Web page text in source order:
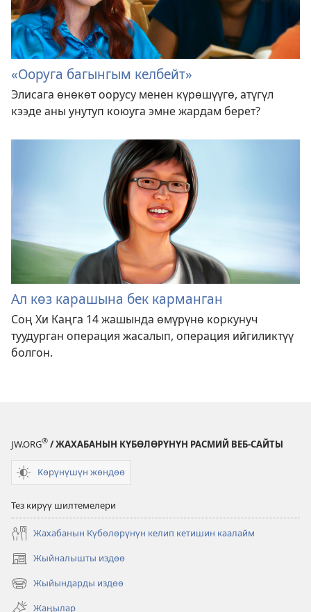
«Ооруга багынгым келбейт»
Элисага өнөкөт оорусу менен күрөшүүгө, атүгүл
кээде аны унутуп коюуга эмне жардам берет?
Ал көз карашына бек карманган
Соң Хи Каңга 14 жашында өмүрүнө коркунуч
туудурган операция жасалып, операция ийгиликтүү
болгон.
JW.ORG® / ЖАХАБАНЫН КҮБӨЛӨРҮНҮН РАСМИЙ ВЕБ-САЙТЫ
Көрүнүшүн жөндөө
Тез кирүү шилтемелери
Жахабанын Күбөлөрүнүн келип кетишин каалайм
Жыйналышты издөө
(жаңы
терезе
ачат)
Жыйындарды издөө
(жаңы
терезеЖаңылар